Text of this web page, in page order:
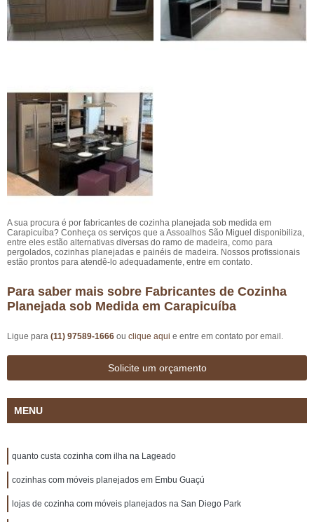
A sua procura é por fabricantes de cozinha planejada sob medida em
Carapicuíba? Conheça os serviços que a Assoalhos São Miguel disponibiliza,
entre eles estão alternativas diversas do ramo de madeira, como para
pergolados, cozinhas planejadas e painéis de madeira. Nossos profissionais
estão prontos para atendê-lo adequadamente, entre em contato.
Para saber mais sobre Fabricantes de Cozinha
Planejada sob Medida em Carapicuíba
Ligue para (11) 97589-1666 ou clique aqui e entre em contato por email.
Solicite um orçamento
MENU
quanto custa cozinha com ilha na Lageado
cozinhas com móveis planejados em Embu Guaçú
lojas de cozinha com móveis planejados na San Diego Park